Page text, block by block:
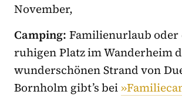
November,
Camping: Familienurlaub oder
ruhigen Platz im Wanderheim
wunderschönen Strand von
Bornholm gibt’s bei